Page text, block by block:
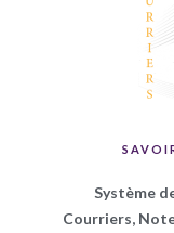
Système
Courriers,